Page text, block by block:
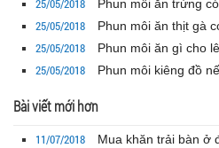
25/05/2018 Phun môi ăn trứng
25/05/2018 Phun môi ăn thịt gà
25/05/2018 Phun môi ăn gì cho
25/05/2018 Phun môi kiêng đồ
Bài viết mới hơn
11/07/2018
Mua khăn trải bàn ở